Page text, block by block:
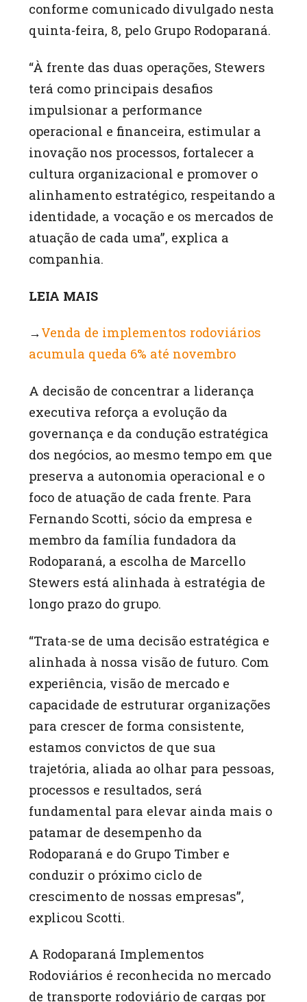
conforme comunicado divulgado nesta
quinta-feira, 8, pelo Grupo Rodoparaná.
“À frente das duas operações, Stewers
terá como principais desafios
impulsionar a performance
operacional e financeira, estimular a
inovação nos processos, fortalecer a
cultura organizacional e promover o
alinhamento estratégico, respeitando a
identidade, a vocação e os mercados de
atuação de cada uma”, explica a
companhia.
LEIA MAIS
→Venda de implementos rodoviários
acumula queda 6% até novembro
A decisão de concentrar a liderança
executiva reforça a evolução da
governança e da condução estratégica
dos negócios, ao mesmo tempo em que
preserva a autonomia operacional e o
foco de atuação de cada frente. Para
Fernando Scotti, sócio da empresa e
membro da família fundadora da
Rodoparaná, a escolha de Marcello
Stewers está alinhada à estratégia de
longo prazo do grupo.
“Trata-se de uma decisão estratégica e
alinhada à nossa visão de futuro. Com
experiência, visão de mercado e
capacidade de estruturar organizações
para crescer de forma consistente,
estamos convictos de que sua
trajetória, aliada ao olhar para pessoas,
processos e resultados, será
fundamental para elevar ainda mais o
patamar de desempenho da
Rodoparaná e do Grupo Timber e
conduzir o próximo ciclo de
crescimento de nossas empresas”,
explicou Scotti.
A Rodoparaná Implementos
Rodoviários é reconhecida no mercado
de transporte rodoviário de cargas por